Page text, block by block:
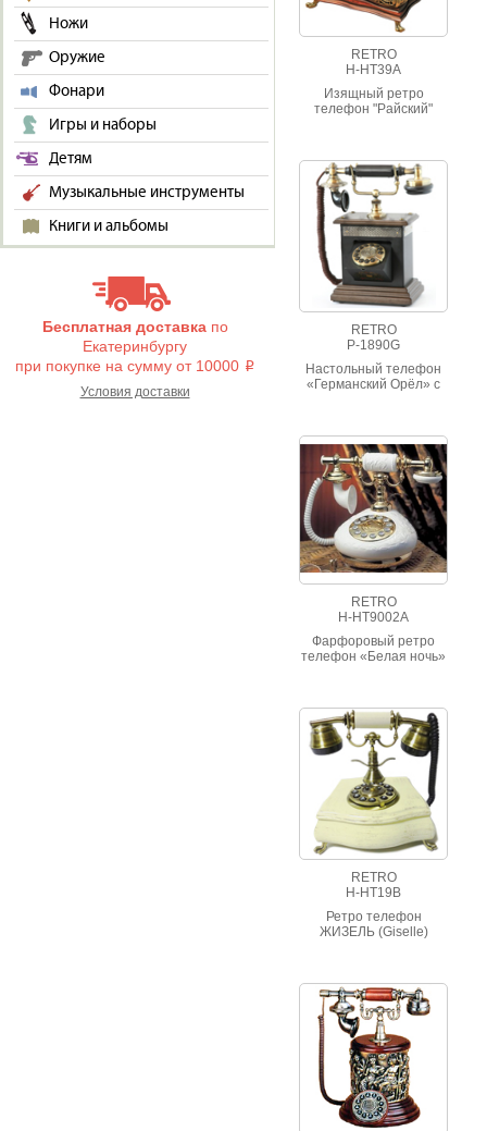
Ножи
Оружие
Фонари
Игры и наборы
Детям
Музыкальные инструменты
Книги и альбомы
Бесплатная доставкапо
Екатеринбургу
при покупке на сумму от 10000 i
Условия доставки
RETRO
H-HT39A
Изящный ретро
телефон "Райский"
RETRO
P-1890G
Настольный телефон
«Германский Орёл» с
RETRO
H-HT9002A
Фарфоровый ретро
телефон «Белая ночь»
RETRO
H-HT19B
Ретро телефон
ЖИЗЕЛЬ (Giselle)